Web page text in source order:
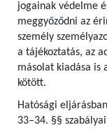
jogainak védelme
meggyőződni az
személy
a tájékoztatás, az
másolat kiadása is
kötött.
Hatósági
33–34. §§